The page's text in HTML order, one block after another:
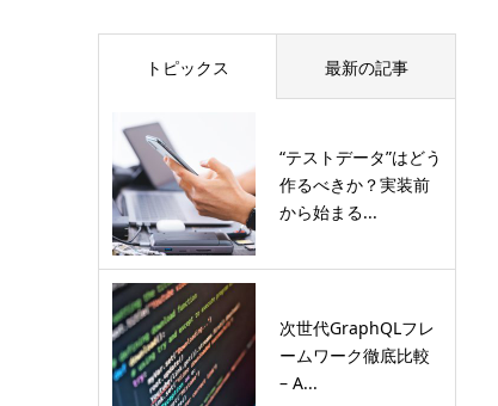
トピックス 最新の記事
“テストデータ”はどう
作るべきか？実装前
から始まる...
次世代GraphQLフレ
ームワーク徹底比較
– A...